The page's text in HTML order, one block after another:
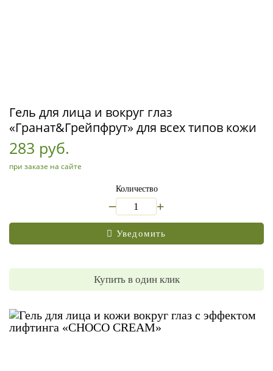
Гель для лица и вокруг глаз
«Гранат&Грейпфрут» для всех типов кожи
283 руб.
при заказе на сайте
Количество
+
Уведомить
Купить в один клик